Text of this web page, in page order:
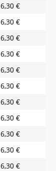
6,30 €
6,30 €
6,30 €
6,30 €
6,30 €
6,30 €
6,30 €
6,30 €
6,30 €
6,30 €
6,30 €